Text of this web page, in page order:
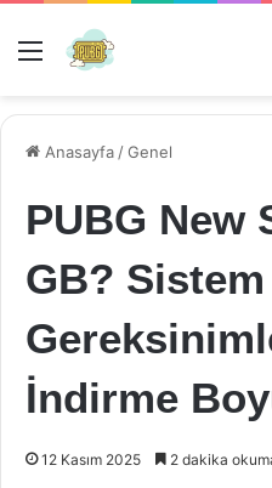
Menü
Anasayfa /Genel
PUBG New
GB? Sistem
İndirme
12 Kasım 2025 2 dakika